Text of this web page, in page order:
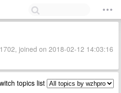
joined on 2018-02-12 14:03:16
topics list